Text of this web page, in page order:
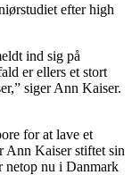
efter high
ind sig på
er ellers et stort
siger Ann Kaiser.
for at lave et
Ann Kaiser stiftet sin
netop nu i Danmark